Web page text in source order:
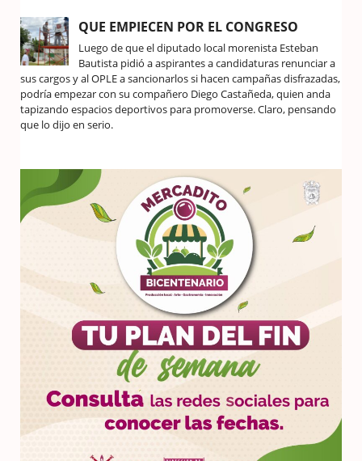
QUE EMPIECEN POR EL CONGRESO
Luego de que el diputado local morenista Esteban
Bautista pidió a aspirantes a candidaturas renunciar a
sus cargos y al OPLE a sancionarlos si hacen campañas disfrazadas,
podría empezar con su compañero Diego Castañeda, quien anda
tapizando espacios deportivos para promoverse. Claro, pensando
que lo dijo en serio.